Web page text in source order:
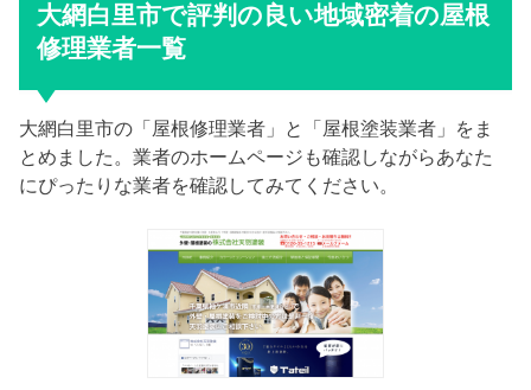
大網白里市で評判の良い地域密着の屋根
修理業者一覧
大網白里市の「屋根修理業者」と「屋根塗装業者」をま
とめました。業者のホームページも確認しながらあなた
にぴったりな業者を確認してみてください。